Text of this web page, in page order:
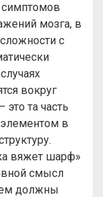
симптомов
мозга, в
с
вокруг
та часть
в
вяжет шарф»
смысл
должны